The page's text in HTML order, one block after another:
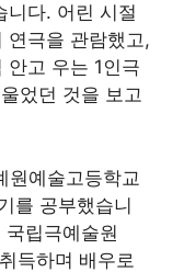
니다. 어린 시절
연극을 관람했고,
안고 우는 1인극
었던 것을 보고
원예술고등학교
를 공부했습니
립극예술원
득하며 배우로